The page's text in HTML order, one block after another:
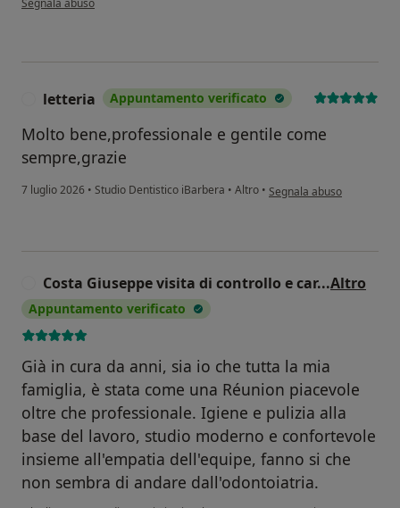
letteria Appuntamento verificato
Molto bene,professionale e gentile come
sempre,grazie
7 luglio 2026 • Studio Dentistico iBarbera • Altro • secondo l'opinione
Segnala abuso
Costa Giuseppe visita di controllo e car...Altro
Appuntamento verificato
Già in cura da anni, sia io che tutta la mia
famiglia, è stata come una Réunion piacevole
oltre che professionale. Igiene e pulizia alla
base del lavoro, studio moderno e confortevole
insieme all'empatia dell'equipe, fanno si che
non sembra di andare dall'odontoiatria.